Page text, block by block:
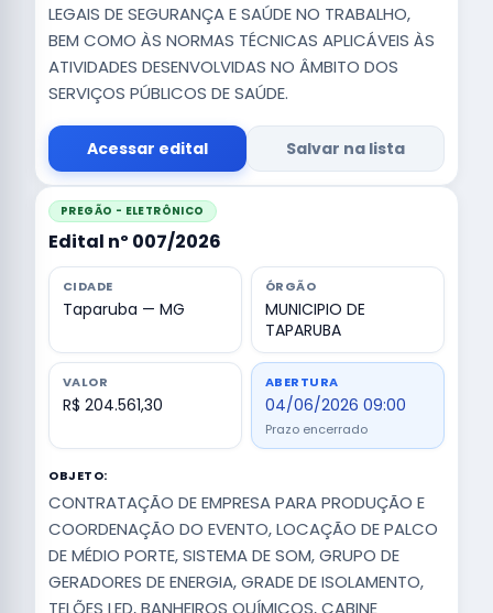
LEGAIS DE SEGURANÇA E SAÚDE NO TRABALHO,
BEM COMO ÀS NORMAS TÉCNICAS APLICÁVEIS ÀS
ATIVIDADES DESENVOLVIDAS NO ÂMBITO DOS
SERVIÇOS PÚBLICOS DE SAÚDE.
Acessar edital Salvar na lista
PREGÃO - ELETRÔNICO
Edital nº 007/2026
CIDADE
Taparuba — MG
ÓRGÃO
MUNICIPIO DE
TAPARUBA
VALOR
R$ 204.561,30
ABERTURA
04/06/2026 09:00
Prazo encerrado
OBJETO:
CONTRATAÇÃO DE EMPRESA PARA PRODUÇÃO E
COORDENAÇÃO DO EVENTO, LOCAÇÃO DE PALCO
DE MÉDIO PORTE, SISTEMA DE SOM, GRUPO DE
GERADORES DE ENERGIA, GRADE DE ISOLAMENTO,
TELÕES LED, BANHEIROS QUÍMICOS, CABINE